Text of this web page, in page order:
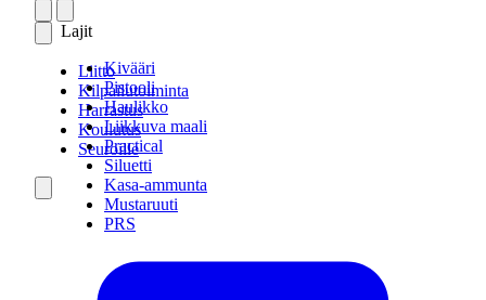
Lajit
Kivääri
Pistooli
Haulikko
Liikkuva maali
Practical
Siluetti
Kasa-ammunta
Mustaruuti
PRS
Liitto
Kilpailutoiminta
Harrastus
Koulutus
Seuroille